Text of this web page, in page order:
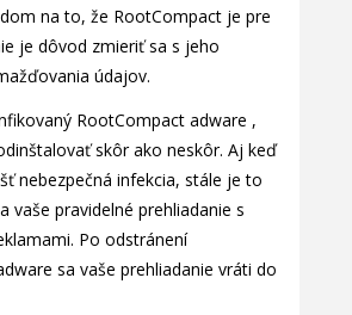
na to, že RootCompact je pre
je dôvod zmieriť sa s jeho
údajov.
RootCompact adware ,
skôr ako neskôr. Aj keď
nebezpečná infekcia, stále je to
vaše pravidelné prehliadanie s
Po odstránení
sa vaše prehliadanie vráti do